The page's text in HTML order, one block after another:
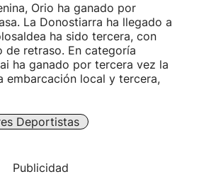
Orio ha ganado por
La Donostiarra ha llegado a
ha sido tercera, con
de retraso. En categoría
ha ganado por tercera vez la
embarcación local y tercera,
Deportistas
Publicidad